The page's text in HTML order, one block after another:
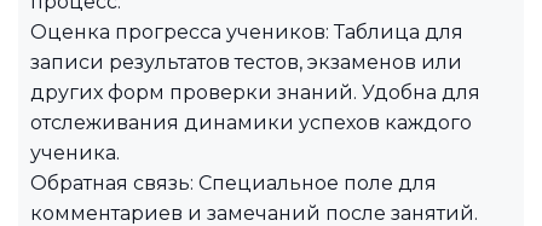
Оценка прогресса учеников: Таблица для
записи результатов тестов, экзаменов или
других форм проверки знаний. Удобна для
отслеживания динамики успехов каждого
ученика.
Обратная связь: Специальное поле для
комментариев и замечаний после занятий.